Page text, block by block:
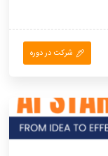
شرکت در دوره